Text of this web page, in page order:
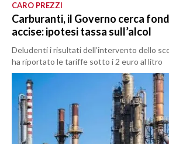
CARO PREZZI
Carburanti, il Governo cerca
accise: ipotesi tassa sull’alcol
Deludenti i risultati dell’intervento dello
ha riportato le tariffe sotto i 2 euro al litro